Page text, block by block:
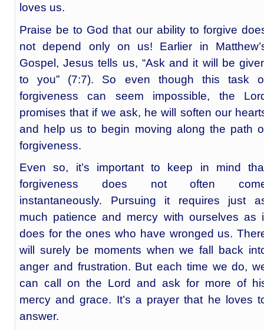
loves us.
Praise be to God that our ability to forgive
not depend only on us! Earlier in
Gospel, Jesus tells us, “Ask and it will be
to you” (7:7). So even though this task
forgiveness can seem impossible, the
promises that if we ask, he will soften our
and help us to begin moving along the path
forgiveness.
Even so, it’s important to keep in mind
forgiveness does not often
instantaneously. Pursuing it requires just
much patience and mercy with ourselves as
does for the ones who have wronged us.
will surely be moments when we fall back
anger and frustration. But each time we do,
can call on the Lord and ask for more of
mercy and grace. It’s a prayer that he loves
answer.